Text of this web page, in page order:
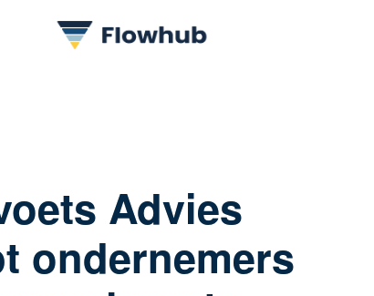
Advies
ondernemers